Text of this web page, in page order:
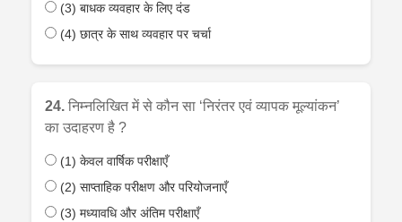
(3) बाधक व्यवहार के लिए दंड
(4) छात्र के साथ व्यवहार पर चर्चा
24. निम्नलिखित में से कौन सा ‘निरंतर एवं व्यापक मूल्यांकन’
का उदाहरण है ?
(1) केवल वार्षिक परीक्षाएँ
(2) साप्ताहिक परीक्षण और परियोजनाएँ
(3) मध्यावधि और अंतिम परीक्षाएँ